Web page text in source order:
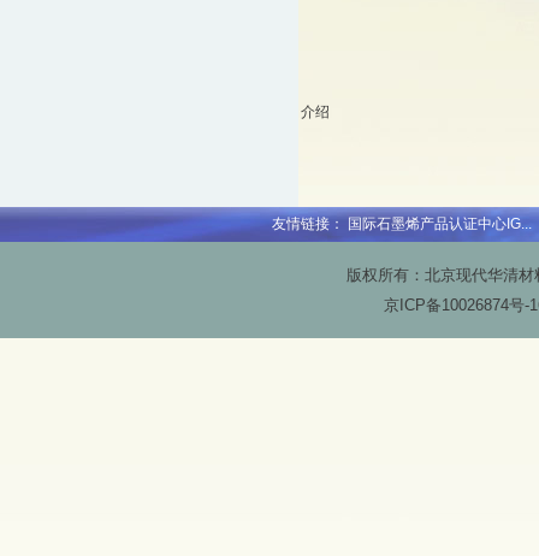
介绍
友情链接： 国际石墨烯产品认证中心IG...
版权所有：北京现代华清
京ICP备10026874号-